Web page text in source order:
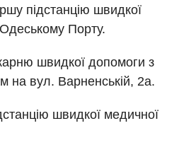
підстанцію швидкої
Порту.
швидкої допомоги з
на вул. Варненській, 2а.
швидкої медичної